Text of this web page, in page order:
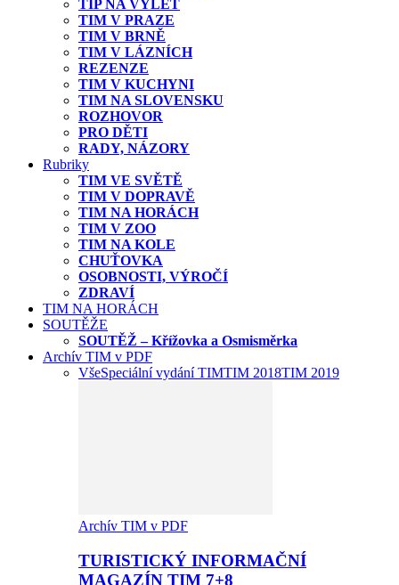
TIP NA VÝLET
TIM V PRAZE
TIM V BRNĚ
TIM V LÁZNÍCH
REZENZE
TIM V KUCHYNI
TIM NA SLOVENSKU
ROZHOVOR
PRO DĚTI
RADY, NÁZORY
Rubriky
TIM VE SVĚTĚ
TIM V DOPRAVĚ
TIM NA HORÁCH
TIM V ZOO
TIM NA KOLE
CHUŤOVKA
OSOBNOSTI, VÝROČÍ
ZDRAVÍ
TIM NA HORÁCH
SOUTĚŽE
SOUTĚŽ – Křížovka a Osmisměrka
Archív TIM v PDF
VšeSpeciální vydání TIMTIM 2018TIM 2019
Archív TIM v PDF
TURISTICKÝ INFORMAČNÍ
MAGAZÍN TIM 7+8